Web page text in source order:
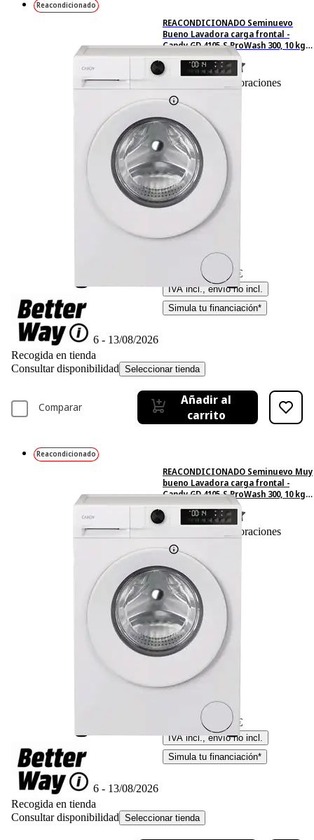
Reacondicionado
REACONDICIONADO Seminuevo
Bueno Lavadora carga frontal -
Candy GD 4105-S ProWash 300, 10 kg,
1400 rpm, 16 programas, Blanco
Basado en 3 valoraciones
329,00€
246,75 € 246,75€
IVA incl., envío no incl.
Simula tu financiación*
Disponible online
Entrega 12/08/2026 - 13/08/2026
Recogida en tienda
Consultar disponibilidad Seleccionar tienda
Comparar
Añadir al
carrito
Reacondicionado
REACONDICIONADO Seminuevo Muy
bueno Lavadora carga frontal -
Candy GD 4105-S ProWash 300, 10 kg,
1400 rpm, 16 programas, Blanco
Basado en 3 valoraciones
329,00€
279,65 € 279,65€
IVA incl., envío no incl.
Simula tu financiación*
Disponible online
Entrega 12/08/2026 - 13/08/2026
Recogida en tienda
Consultar disponibilidad Seleccionar tienda